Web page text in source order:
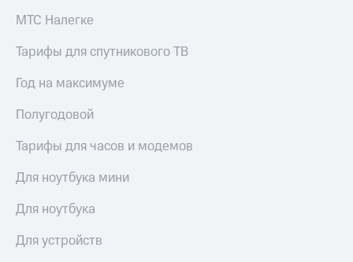
МТС Налегке
Тарифы для спутникового ТВ
Год на максимуме
Полугодовой
Тарифы для часов и модемов
Для ноутбука мини
Для ноутбука
Для устройств